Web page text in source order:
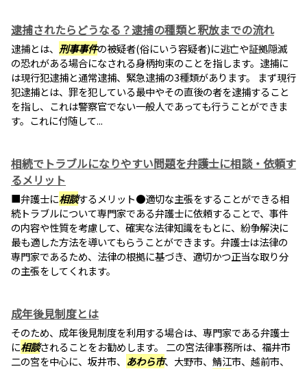
逮捕されたらどうなる？逮捕の種類と釈放までの流れ
逮捕とは、 刑事事件の被疑者(俗にいう容疑者)に逃亡や証拠隠滅
の恐れがある場合になされる身柄拘束のことを指します。逮捕に
は現行犯逮捕と通常逮捕、緊急逮捕の3種類があります。 まず現行
犯逮捕とは、罪を犯している最中やその直後の者を逮捕すること
を指し、これは警察官でない一般人であっても行うことができま
す。これに付随して...
相続でトラブルになりやすい問題を弁護士に相談・依頼す
るメリット
■弁護士に相談するメリット●適切な主張をすることができる相
続トラブルについて専門家である弁護士に依頼することで、事件
の内容や性質を考慮して、確実な法律知識をもとに、紛争解決に
最も適した方法を導いてもらうことができます。弁護士は法律の
専門家であるため、法律の根拠に基づき、適切かつ正当な取り分
の主張をしてくれます。
成年後見制度とは
そのため、成年後見制度を利用する場合は、専門家である弁護士
に相談されることをお勧めします。 二の宮法律事務所は、福井市
二の宮を中心に、坂井市、 あわら市、大野市、鯖江市、越前市、